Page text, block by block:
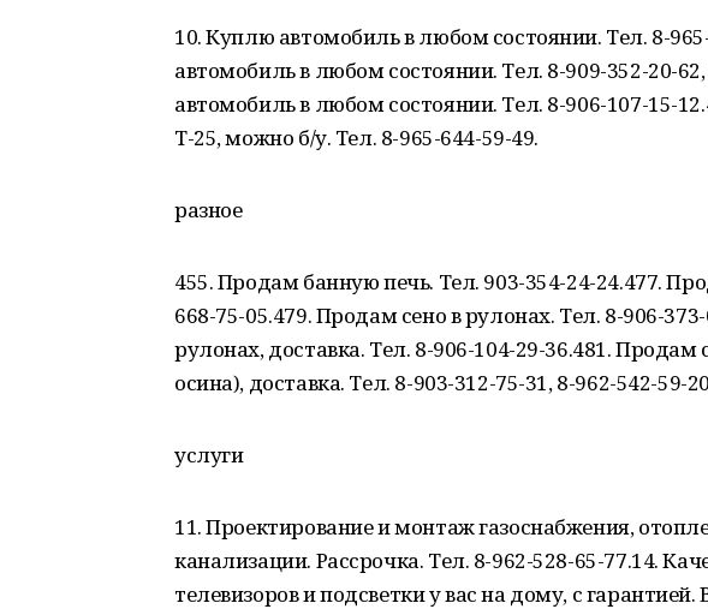
10. Куплю автомобиль в любом состоянии. Тел. 8-
автомобиль в любом состоянии. Тел. 8-909-352-20-
автомобиль в любом состоянии. Тел. 8-906-107-15-
Т-25, можно б/у. Тел. 8-965-644-59-49.
разное
455. Продам банную печь. Тел. 903-354-24-24.477.
668-75-05.479. Продам сено в рулонах. Тел. 8-906-
рулонах, доставка. Тел. 8-906-104-29-36.481. Продам
осина), доставка. Тел. 8-903-312-75-31, 8-962-542-59-
услуги
11. Проектирование и монтаж газоснабжения,
канализации. Рассрочка. Тел. 8-962-528-65-77.14.
телевизоров и подсветки у вас на дому, с